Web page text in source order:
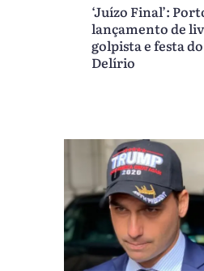
‘Juízo Final’:
lançamento de
golpista e festa
Delírio